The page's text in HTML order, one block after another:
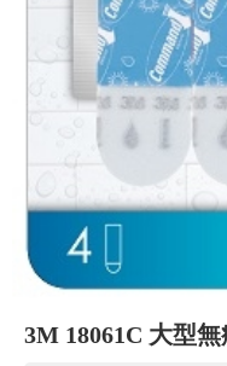
3M 18061C 大型